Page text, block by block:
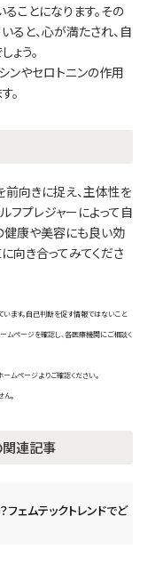
ことになります。その
ると、心が満たされ、自
う。
ンやセロトニンの作用
。
向きに捉え、主体性を
フプレジャーによって自
健康や美容にも良い効
向き合ってみてくださ
ます。自己判断を促す情報ではないこと
ムページを確認し、各医療機関にご相談く
ムページよりご確認ください。
。
連記事
ェムテックトレンドでど